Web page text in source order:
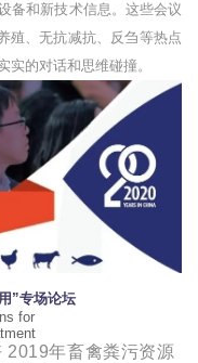
备和新技术信息。这些会议
殖、无抗减抗、反刍等热点
的对话和思维碰撞。
”专场论坛
for
2019年畜禽粪污资源